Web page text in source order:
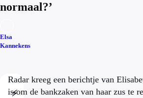
normaal?’
Elsa
Kannekens
⚡
Radar kreeg een berichtje van
is om de bankzaken van haar zus te